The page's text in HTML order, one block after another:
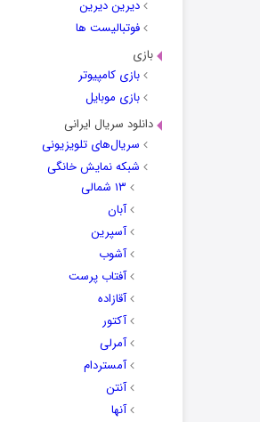
دیرین دیرین
فوتبالیست ها
بازی
بازی کامپیوتر
بازی موبایل
دانلود سریال ایرانی
سریال‌های تلویزیونی
شبکه نمایش خانگی
۱۳ شمالی
آبان
آسپرین
آشوب
آفتاب پرست
آقازاده
آکتور
آمرلی
آمستردام
آنتن
آنها